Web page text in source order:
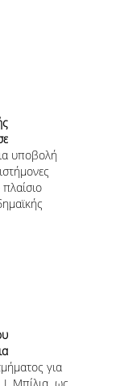
υποβολή
Κατόχους
για